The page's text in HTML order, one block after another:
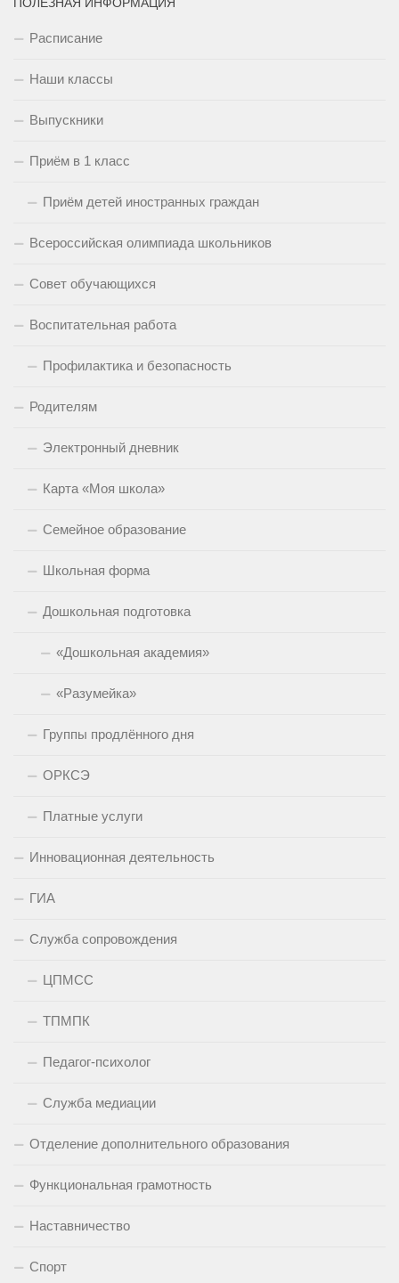
Расписание
Наши классы
Выпускники
Приём в 1 класс
Приём детей иностранных граждан
Всероссийская олимпиада школьников
Совет обучающихся
Воспитательная работа
Профилактика и безопасность
Родителям
Электронный дневник
Карта «Моя школа»
Семейное образование
Школьная форма
Дошкольная подготовка
«Дошкольная академия»
«Разумейка»
Группы продлённого дня
ОРКСЭ
Платные услуги
Инновационная деятельность
ГИА
Служба сопровождения
ЦПМСС
ТПМПК
Педагог-психолог
Служба медиации
Отделение дополнительного образования
Функциональная грамотность
Наставничество
Спорт